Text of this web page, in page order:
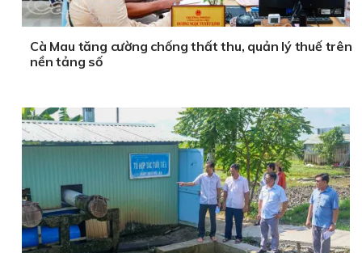
Cà Mau tăng cường chống thất thu, quản lý thuế trên
nền tảng số